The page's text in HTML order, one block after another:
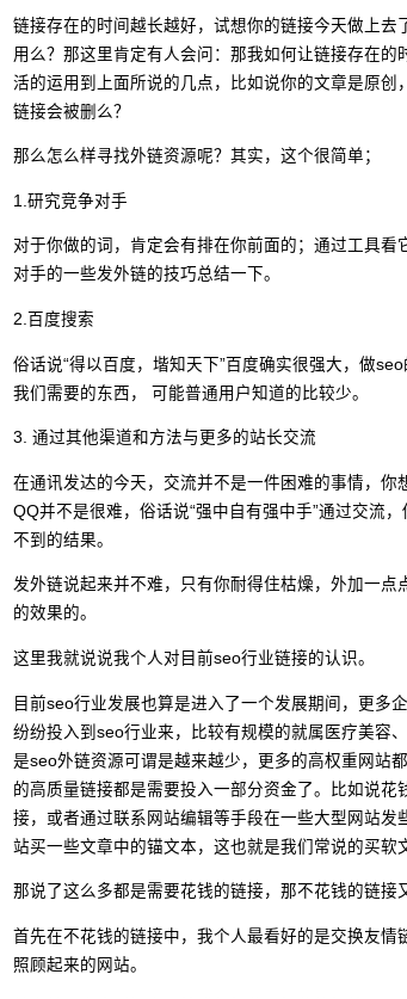
链接存在的时间越长越好，试想你的链接今天做上去
用么？那这里肯定有人会问：那我如何让链接存在的
活的运用到上面所说的几点，比如说你的文章是原创
链接会被删么？
那么怎么样寻找外链资源呢？其实，这个很简单；
1.研究竞争对手
对于你做的词，肯定会有排在你前面的；通过工具看
对手的一些发外链的技巧总结一下。
2.百度搜索
俗话说“得以百度，堦知天下”百度确实很强大，做
我们需要的东西， 可能普通用户知道的比较少。
3. 通过其他渠道和方法与更多的站长交流
在通讯发达的今天，交流并不是一件困难的事情，你
QQ并不是很难，俗话说“强中自有强中手”通过交流
不到的结果。
发外链说起来并不难，只有你耐得住枯燥，外加一点
的效果的。
这里我就说说我个人对目前seo行业链接的认识。
目前seo行业发展也算是进入了一个发展期间，更多
纷纷投入到seo行业来，比较有规模的就属医疗美容
是seo外链资源可谓是越来越少，更多的高权重网站
的高质量链接都是需要投入一部分资金了。比如说花
接，或者通过联系网站编辑等手段在一些大型网站发
站买一些文章中的锚文本，这也就是我们常说的买软
那说了这么多都是需要花钱的链接，那不花钱的链接
首先在不花钱的链接中，我个人最看好的是交换友情
照顾起来的网站。